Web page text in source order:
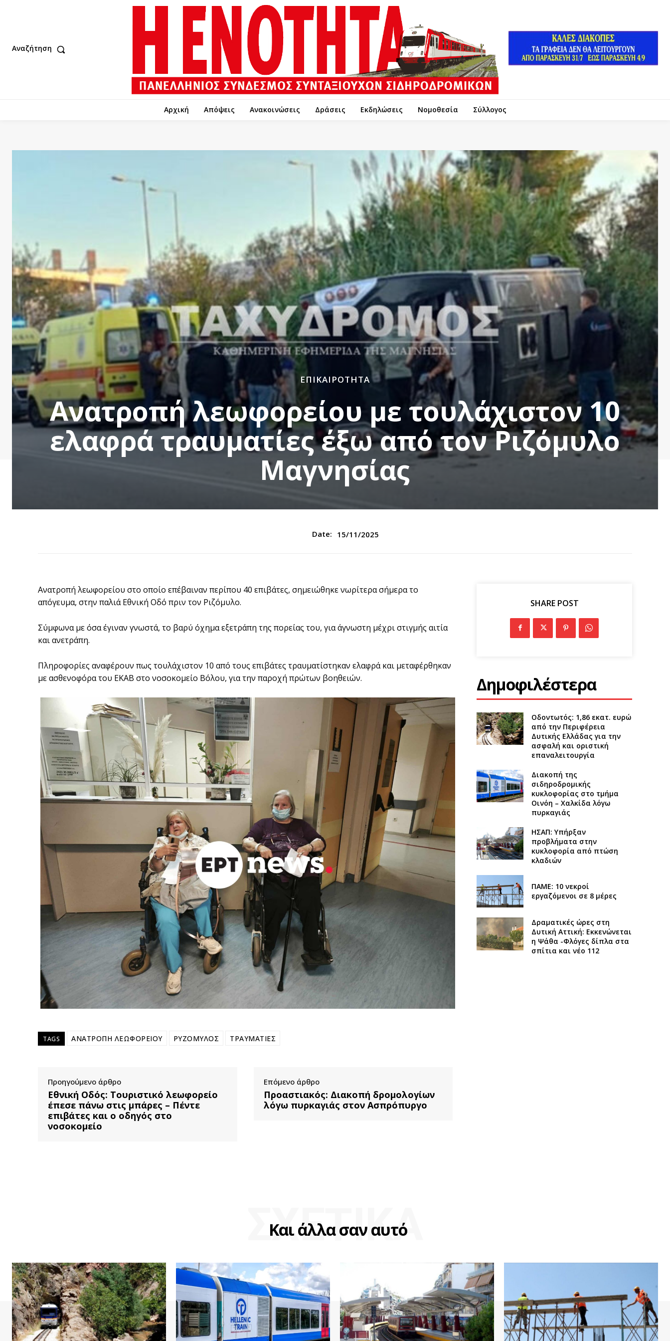
Αναζήτηση
Αρχική Απόψεις Ανακοινώσεις Δράσεις Εκδηλώσεις Νομοθεσία Σύλλογος
ΕΠΙΚΑΙΡΌΤΗΤΑ
Ανατροπή λεωφορείου με τουλάχιστον 10
ελαφρά τραυματίες έξω από τον Ριζόμυλο
Μαγνησίας
Date: 15/11/2025
Ανατροπή λεωφορείου στο οποίο επέβαιναν περίπου 40 επιβάτες, σημειώθηκε νωρίτερα σήμερα το
απόγευμα, στην παλιά Εθνική Οδό πριν τον Ριζόμυλο.
Σύμφωνα με όσα έγιναν γνωστά, το βαρύ όχημα εξετράπη της πορείας του, για άγνωστη μέχρι στιγμής αιτία
και ανετράπη.
Πληροφορίες αναφέρουν πως τουλάχιστον 10 από τους επιβάτες τραυματίστηκαν ελαφρά και μεταφέρθηκαν
με ασθενοφόρα του ΕΚΑΒ στο νοσοκομείο Βόλου, για την παροχή πρώτων βοηθειών.
TAGS ΑΝΑΤΡΟΠΗ ΛΕΩΦΟΡΕΙΟΥ ΡΥΖΟΜΥΛΟΣ ΤΡΑΥΜΑΤΙΕΣ
Προηγούμενο άρθρο
Εθνική Οδός: Τουριστικό λεωφορείο
έπεσε πάνω στις μπάρες – Πέντε
επιβάτες και ο οδηγός στο
νοσοκομείο
Επόμενο άρθρο
Προαστιακός: Διακοπή δρομολογίων
λόγω πυρκαγιάς στον Ασπρόπυργο
SHARE POST
Δημοφιλέστερα
Οδοντωτός: 1,86 εκατ. ευρώ
από την Περιφέρεια
Δυτικής Ελλάδας για την
ασφαλή και οριστική
επαναλειτουργία
Διακοπή της
σιδηροδρομικής
κυκλοφορίας στο τμήμα
Οινόη – Χαλκίδα λόγω
πυρκαγιάς
ΗΣΑΠ: Υπήρξαν
προβλήματα στην
κυκλοφορία από πτώση
κλαδιών
ΠΑΜΕ: 10 νεκροί
εργαζόμενοι σε 8 μέρες
Δραματικές ώρες στη
Δυτική Αττική: Εκκενώνεται
η Ψάθα -Φλόγες δίπλα στα
σπίτια και νέο 112
Και άλλα σαν αυτό
ΣΧΕΤΙΚΑ